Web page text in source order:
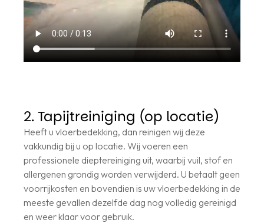
2. Tapijtreiniging (op locatie)
Heeft u vloerbedekking, dan reinigen wij deze
vakkundig bij u op locatie. Wij voeren een
professionele dieptereiniging uit, waarbij vuil, stof en
allergenen grondig worden verwijderd. U betaalt geen
voorrijkosten en bovendien is uw vloerbedekking in de
meeste gevallen dezelfde dag nog volledig gereinigd
en weer klaar voor gebruik.